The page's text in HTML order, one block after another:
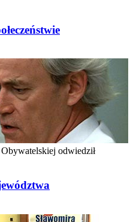
odwiedził